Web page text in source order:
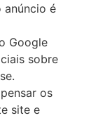
anúncio é
Google
sobre
os
site e